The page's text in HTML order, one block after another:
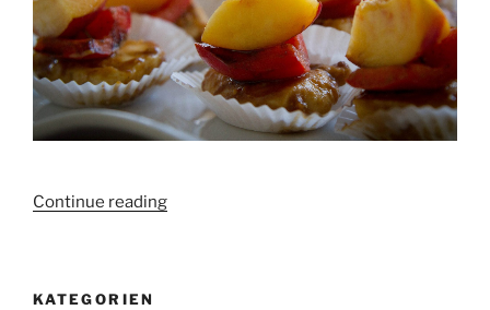
Continue reading„Online
KATEGORIEN